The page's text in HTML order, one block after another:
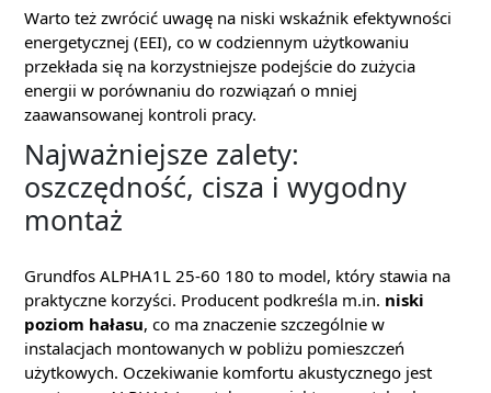
Warto też zwrócić uwagę na niski wskaźnik efektywności
energetycznej (EEI), co w codziennym użytkowaniu
przekłada się na korzystniejsze podejście do zużycia
energii w porównaniu do rozwiązań o mniej
zaawansowanej kontroli pracy.
Najważniejsze zalety:
oszczędność, cisza i wygodny
montaż
Grundfos ALPHA1L 25-60 180 to model, który stawia na
praktyczne korzyści. Producent podkreśla m.in. niski
poziom hałasu, co ma znaczenie szczególnie w
instalacjach montowanych w pobliżu pomieszczeń
użytkowych. Oczekiwanie komfortu akustycznego jest